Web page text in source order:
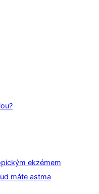
ekzémem
máte astma